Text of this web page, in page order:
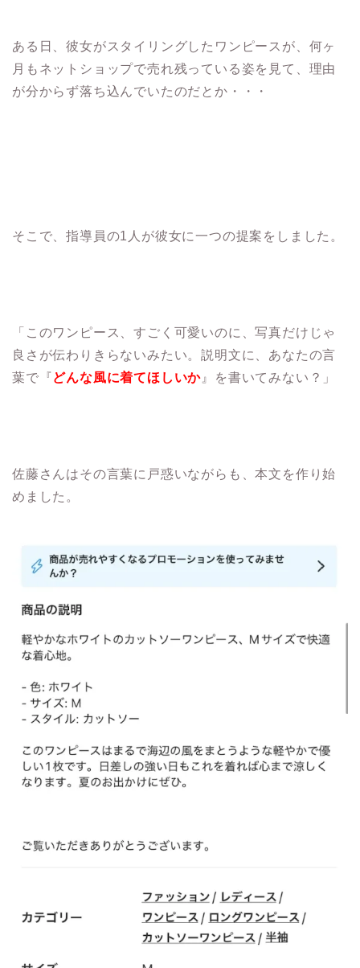
ある日、彼女がスタイリングしたワンピースが、何ヶ
月もネットショップで売れ残っている姿を見て、理由
が分からず落ち込んでいたのだとか・・・
そこで、指導員の1人が彼女に一つの提案をしました。
「このワンピース、すごく可愛いのに、写真だけじゃ
良さが伝わりきらないみたい。説明文に、あなたの言
葉で『どんな風に着てほしいか 』を書いてみない？」
佐藤さんはその言葉に戸惑いながらも、本文を作り始
めました。